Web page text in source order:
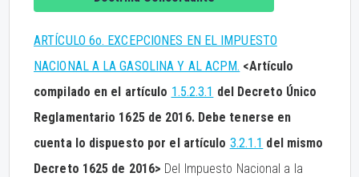
ARTÍCULO 6o. EXCEPCIONES EN EL IMPUESTO
NACIONAL A LA GASOLINA Y AL ACPM. <Artículo
compilado en el artículo 1.5.2.3.1 del Decreto Único
Reglamentario 1625 de 2016. Debe tenerse en
cuenta lo dispuesto por el artículo 3.2.1.1 del mismo
Decreto 1625 de 2016> Del Impuesto Nacional a la